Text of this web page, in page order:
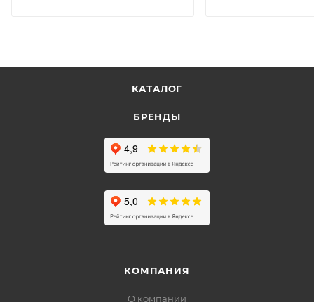
КАТАЛОГ
БРЕНДЫ
КОМПАНИЯ
О компании